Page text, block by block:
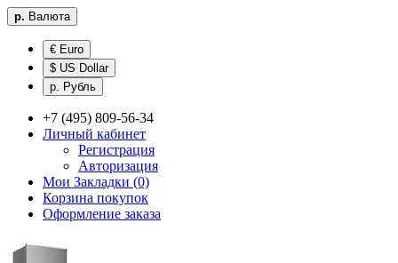
р. Валюта
€ Euro
$ US Dollar
р. Рубль
+7 (495) 809-56-34
Личный кабинет
Регистрация
Авторизация
Мои Закладки (0)
Корзина покупок
Оформление заказа